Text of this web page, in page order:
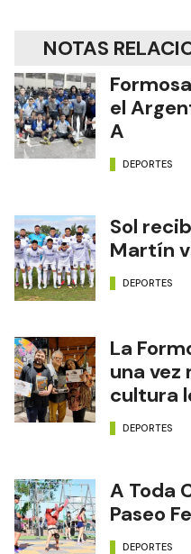
NOTAS
el
A
DEPORTES
Sol
Martín
DEPORTES
La
una vez
cultura
DEPORTES
A Toda
Paseo
DEPORTES